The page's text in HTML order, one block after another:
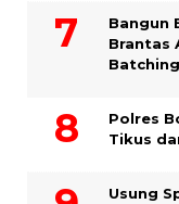
Bangun
Brantas
Polres
Tikus
Usung